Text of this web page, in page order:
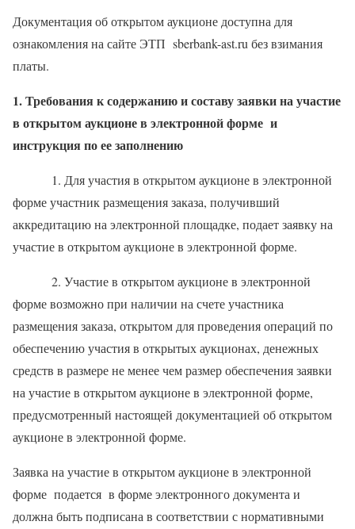
Документация об открытом аукционе доступна для
ознакомления на сайте ЭТП sberbank-ast.ru без взимания
платы.
1. Требования к содержанию и составу заявки на участие
в открытом аукционе в электронной форме и
инструкция по ее заполнению
1. Для участия в открытом аукционе в электронной
форме участник размещения заказа, получивший
аккредитацию на электронной площадке, подает заявку на
участие в открытом аукционе в электронной форме.
2. Участие в открытом аукционе в электронной
форме возможно при наличии на счете участника
размещения заказа, открытом для проведения операций по
обеспечению участия в открытых аукционах, денежных
средств в размере не менее чем размер обеспечения заявки
на участие в открытом аукционе в электронной форме,
предусмотренный настоящей документацией об открытом
аукционе в электронной форме.
Заявка на участие в открытом аукционе в электронной
форме подается в форме электронного документа и
должна быть подписана в соответствии с нормативными